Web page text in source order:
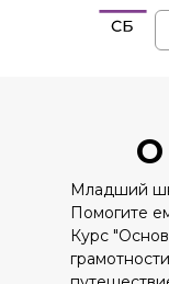
Младший
Помогите
Курс